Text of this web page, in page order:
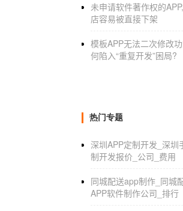
未申请软件著作权的
店容易被直接下架
模板APP无法二次修改
何陷入“重复开发”困局?
热门专题
深圳APP定制开发_深圳
制开发报价_公司_费用
同城配送app制作_同城
APP软件制作公司_排行